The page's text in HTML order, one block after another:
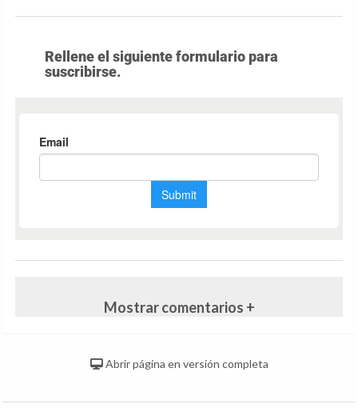
Rellene el siguiente formulario para
suscribirse.
Mostrar comentarios +
Abrir página en versión completa